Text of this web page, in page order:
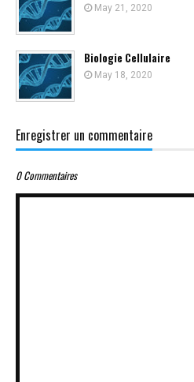
May 21, 2020
Biologie Cellulaire
May 18, 2020
Enregistrer un commentaire
0 Commentaires